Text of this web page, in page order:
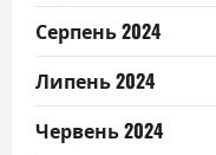
Серпень 2024
Липень 2024
Червень 2024